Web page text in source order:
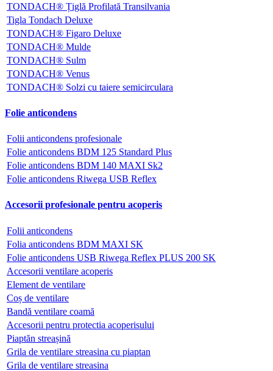
TONDACH® Țiglă Profilată Transilvania
Tigla Tondach Deluxe
TONDACH® Figaro Deluxe
TONDACH® Mulde
TONDACH® Sulm
TONDACH® Venus
TONDACH® Solzi cu taiere semicirculara
Folie anticondens
Folii anticondens profesionale
Folie anticondens BDM 125 Standard Plus
Folie anticondens BDM 140 MAXI Sk2
Folie anticondens Riwega USB Reflex
Accesorii profesionale pentru acoperis
Folii anticondens
Folia anticondens BDM MAXI SK
Folie anticondens USB Riwega Reflex PLUS 200 SK
Accesorii ventilare acoperis
Element de ventilare
Coș de ventilare
Bandă ventilare coamă
Accesorii pentru protectia acoperisului
Piaptăn streașină
Grila de ventilare streasina cu piaptan
Grila de ventilare streasina